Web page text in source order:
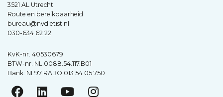
3521 AL Utrecht
Route en bereikbaarheid
bureau@nvdietist.nl
030-634 62 22
KvK-nr. 40530679
BTW-nr. NL.0088.54.117.B01
Bank: NL97 RABO 013 54 05 750